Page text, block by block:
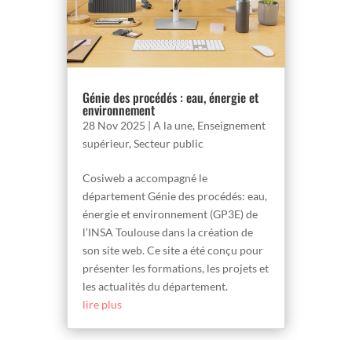
Génie des procédés : eau, énergie et
environnement
28 Nov 2025 | A la une, Enseignement
supérieur, Secteur public
Cosiweb a accompagné le
département Génie des procédés: eau,
énergie et environnement (GP3E) de
l’INSA Toulouse dans la création de
son site web. Ce site a été conçu pour
présenter les formations, les projets et
les actualités du département.
lire plus